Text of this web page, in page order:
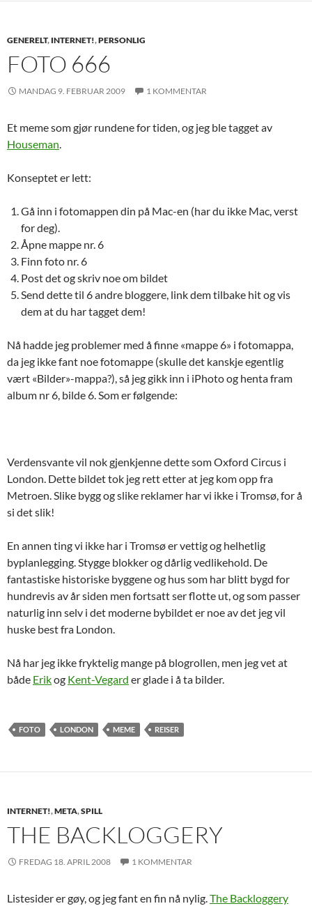
GENERELT, INTERNET!,PERSONLIG
FOTO 666
MANDAG 9. FEBRUAR 2009 1 KOMMENTAR
Et meme som gjør rundene for tiden, og jeg ble tagget av
Houseman.
Konseptet er lett:
Gå inn i fotomappen din på Mac-en (har du ikke Mac, verst
for deg).
Åpne mappe nr. 6
Finn foto nr. 6
Post det og skriv noe om bildet
Send dette til 6 andre bloggere, link dem tilbake hit og vis
dem at du har tagget dem!
Nå hadde jeg problemer med å finne «mappe 6» i fotomappa,
da jeg ikke fant noe fotomappe (skulle det kanskje egentlig
vært «Bilder»-mappa?), så jeg gikk inn i iPhoto og henta fram
album nr 6, bilde 6. Som er følgende:
Verdensvante vil nok gjenkjenne dette som Oxford Circus i
London. Dette bildet tok jeg rett etter at jeg kom opp fra
Metroen. Slike bygg og slike reklamer har vi ikke i Tromsø, for å
si det slik!
En annen ting vi ikke har i Tromsø er vettig og helhetlig
byplanlegging. Stygge blokker og dårlig vedlikehold. De
fantastiske historiske byggene og hus som har blitt bygd for
hundrevis av år siden men fortsatt ser flotte ut, og som passer
naturlig inn selv i det moderne bybildet er noe av det jeg vil
huske best fra London.
Nå har jeg ikke fryktelig mange på blogrollen, men jeg vet at
både Erikog Kent-Vegard er glade i å ta bilder.
FOTO LONDON MEME REISER
INTERNET!,META,SPILL
THE BACKLOGGERY
FREDAG 18. APRIL 2008 1 KOMMENTAR
Listesider er gøy, og jeg fant en fin nå nylig.The Backloggery